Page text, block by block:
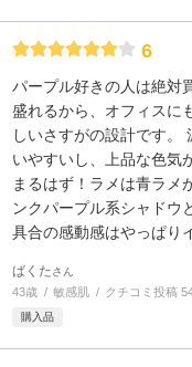
6
パープル好きの人は絶対
盛れるから、オフィスに
しいさすがの設計です。
いやすいし、上品な色気
まるはず！ラメは青ラメ
ンクパープル系シャドウ
具合の感動感はやっぱり
ばくたさん
43歳 敏感肌 クチコミ投稿
購入品